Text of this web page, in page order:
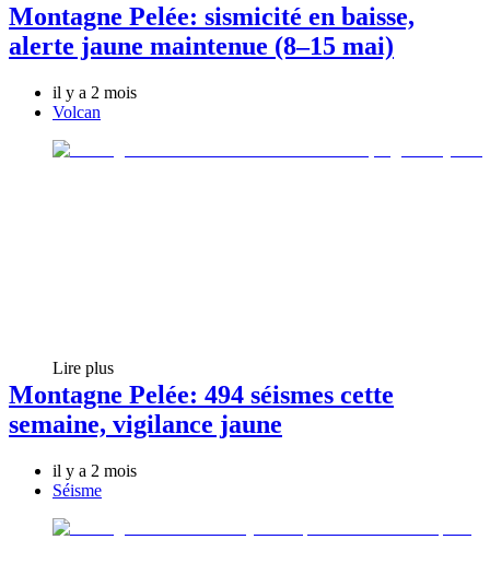
Montagne Pelée: sismicité en baisse,
alerte jaune maintenue (8–15 mai)
il y a 2 mois
Volcan
Lire plus
Montagne Pelée: 494 séismes cette
semaine, vigilance jaune
il y a 2 mois
Séisme